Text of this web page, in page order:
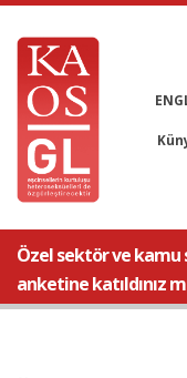
Özel sektör ve kamu
anketine katıldınız